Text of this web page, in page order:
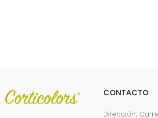
CONTACTO
Dirección: Carrer